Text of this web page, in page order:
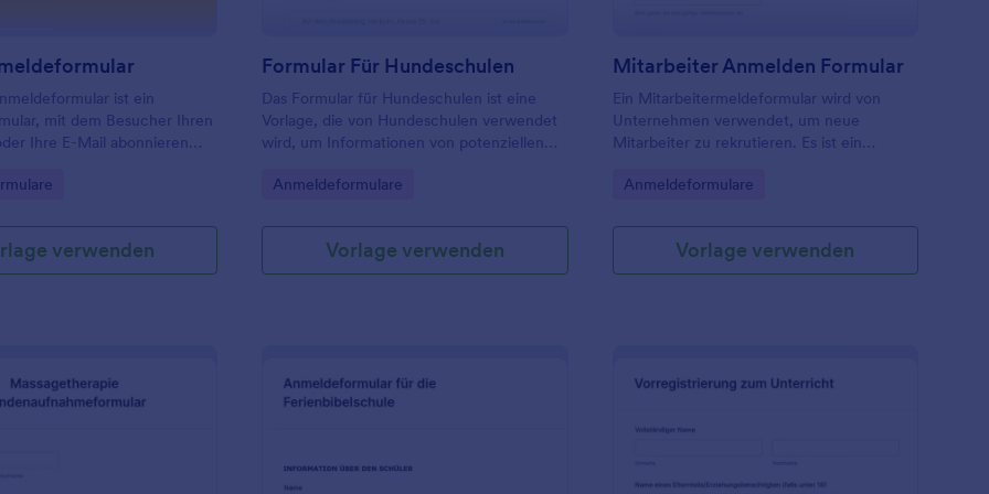
ist ein
mit dem Besucher Ihren
Ihre E-Mail abonnieren
verwenden
Formular Für Hundeschulen
Das Formular für Hundeschulen ist eine
Vorlage, die von Hundeschulen verwendet
wird, um Informationen von potenziellen
Teilnahme an Kursen oder anderen
Go to Category:
Anmeldeformulare
Vorlage verwenden
Mitarbeiter Anmelden Formular
Ein Mitarbeitermeldeformular wird von
Unternehmen verwendet, um neue
Mitarbeiter zu rekrutieren. Es ist ein
Informationen wie Name, Adresse,
Go to Category:
Anmeldeformulare
Vorlage verwenden